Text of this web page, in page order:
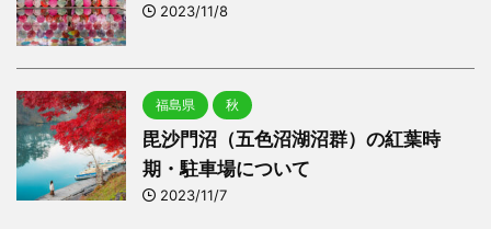
2023/11/8
福島県 秋
毘沙門沼（五色沼湖沼群）の紅葉時
期・駐車場について
2023/11/7